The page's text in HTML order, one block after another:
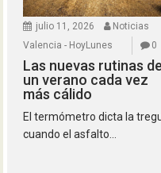
julio 11, 2026
Noticias
Valencia - HoyLunes
0
Las nuevas rutinas de
un verano cada vez
más cálido
El termómetro dicta la
cuando el asfalto...